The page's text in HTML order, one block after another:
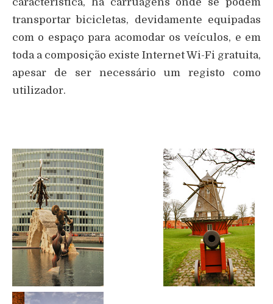
transportar bicicletas, devidamente equipadas
com o espaço para acomodar os veículos, e em
toda a composição existe Internet Wi-Fi gratuita,
apesar de ser necessário um registo como
utilizador.